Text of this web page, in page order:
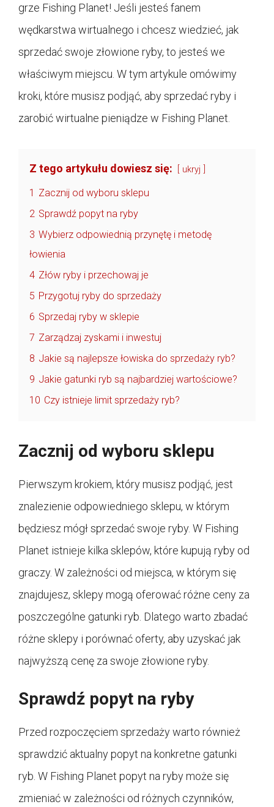
grze Fishing Planet! Jeśli jesteś fanem
wędkarstwa wirtualnego i chcesz wiedzieć, jak
sprzedać swoje złowione ryby, to jesteś we
właściwym miejscu. W tym artykule omówimy
kroki, które musisz podjąć, aby sprzedać ryby i
zarobić wirtualne pieniądze w Fishing Planet.
Z tego artykułu dowiesz się: ukryj
1 Zacznij od wyboru sklepu
2 Sprawdź popyt na ryby
3 Wybierz odpowiednią przynętę i metodę
łowienia
4 Złów ryby i przechowaj je
5 Przygotuj ryby do sprzedaży
6 Sprzedaj ryby w sklepie
7 Zarządzaj zyskami i inwestuj
8 Jakie są najlepsze łowiska do sprzedaży ryb?
9 Jakie gatunki ryb są najbardziej wartościowe?
10 Czy istnieje limit sprzedaży ryb?
Zacznij od wyboru sklepu
Pierwszym krokiem, który musisz podjąć, jest
znalezienie odpowiedniego sklepu, w którym
będziesz mógł sprzedać swoje ryby. W Fishing
Planet istnieje kilka sklepów, które kupują ryby od
graczy. W zależności od miejsca, w którym się
znajdujesz, sklepy mogą oferować różne ceny za
poszczególne gatunki ryb. Dlatego warto zbadać
różne sklepy i porównać oferty, aby uzyskać jak
najwyższą cenę za swoje złowione ryby.
Sprawdź popyt na ryby
Przed rozpoczęciem sprzedaży warto również
sprawdzić aktualny popyt na konkretne gatunki
ryb. W Fishing Planet popyt na ryby może się
zmieniać w zależności od różnych czynników,